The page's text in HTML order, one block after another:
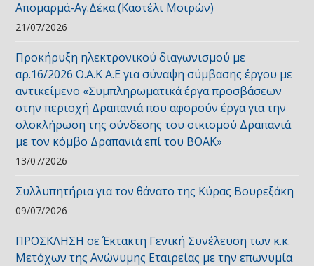
Απομαρμά-Αγ.Δέκα (Καστέλι Μοιρών)
21/07/2026
Προκήρυξη ηλεκτρονικού διαγωνισμού με
αρ.16/2026 Ο.Α.Κ Α.Ε για σύναψη σύμβασης έργου με
αντικείμενο «Συμπληρωματικά έργα προσβάσεων
στην περιοχή Δραπανιά που αφορούν έργα για την
ολοκλήρωση της σύνδεσης του οικισμού Δραπανιά
με τον κόμβο Δραπανιά επί του ΒΟΑΚ»
13/07/2026
Συλλυπητήρια για τον θάνατο της Κύρας Βουρεξάκη
09/07/2026
ΠΡΟΣΚΛΗΣΗ σε Έκτακτη Γενική Συνέλευση των κ.κ.
Μετόχων της Ανώνυμης Εταιρείας με την επωνυμία